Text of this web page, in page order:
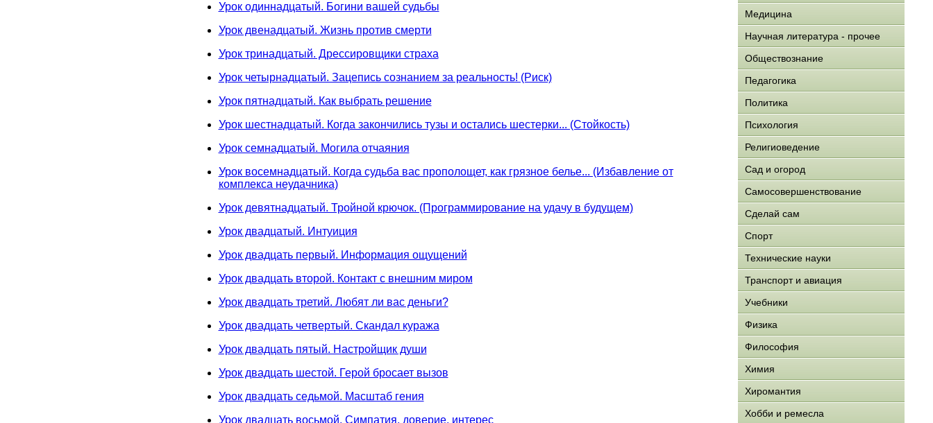
Урок одиннадцатый. Богини вашей судьбы
Урок двенадцатый. Жизнь против смерти
Урок тринадцатый. Дрессировщики страха
Урок четырнадцатый. Зацепись сознанием за реальность! (Риск)
Урок пятнадцатый. Как выбрать решение
Урок шестнадцатый. Когда закончились тузы и остались шестерки... (Стойкость)
Урок семнадцатый. Могила отчаяния
Урок восемнадцатый. Когда судьба вас прополощет, как грязное белье... (Избавление от
комплекса неудачника)
Урок девятнадцатый. Тройной крючок. (Программирование на удачу в будущем)
Урок двадцатый. Интуиция
Урок двадцать первый. Информация ощущений
Урок двадцать второй. Контакт с внешним миром
Урок двадцать третий. Любят ли вас деньги?
Урок двадцать четвертый. Скандал куража
Урок двадцать пятый. Настройщик души
Урок двадцать шестой. Герой бросает вызов
Урок двадцать седьмой. Масштаб гения
Урок двадцать восьмой. Симпатия, доверие, интерес
Медицина
Научная литература - прочее
Обществознание
Педагогика
Политика
Психология
Религиоведение
Сад и огород
Самосовершенствование
Сделай сам
Спорт
Технические науки
Транспорт и авиация
Учебники
Физика
Философия
Химия
Хиромантия
Хобби и ремесла